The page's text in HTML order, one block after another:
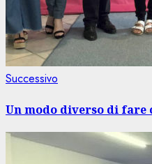
Successivo
Un modo diverso di